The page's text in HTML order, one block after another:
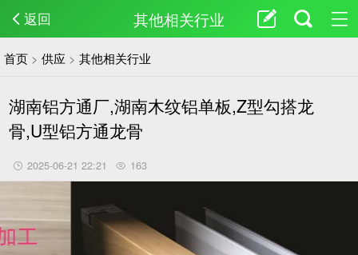
返回 其他相关行业
首页 >供应 >其他相关行业
湖南铝方通厂,湖南木纹铝单板,Z型勾搭龙
骨,U型铝方通龙骨
2025-06-21 22:21 163